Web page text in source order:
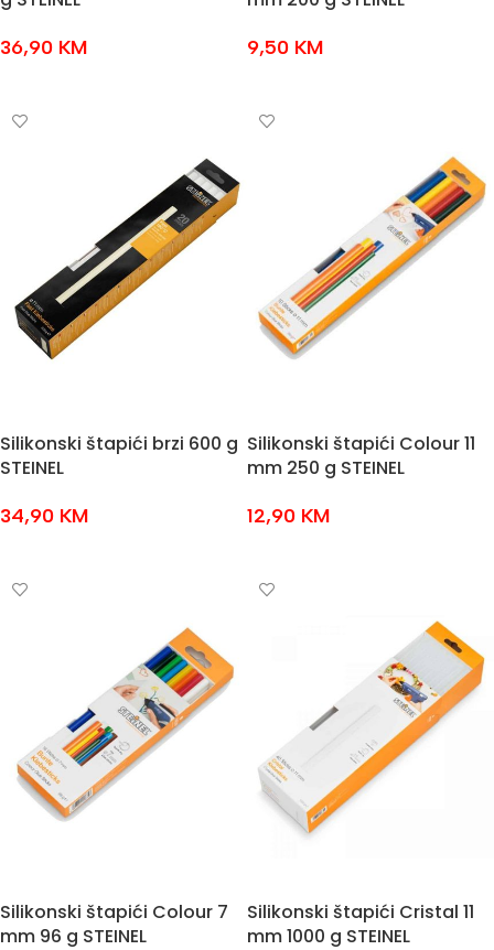
36,90 KM 9,50 KM
Silikonski štapići brzi 600 g
STEINEL
34,90 KM
Silikonski štapići Colour 11
mm 250 g STEINEL
12,90 KM
Silikonski štapići Colour 7
mm 96 g STEINEL
Silikonski štapići Cristal 11
mm 1000 g STEINEL